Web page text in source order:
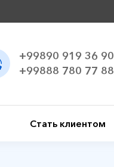
+99890 919 36 90
+99888 780 77 88
Стать клиентом